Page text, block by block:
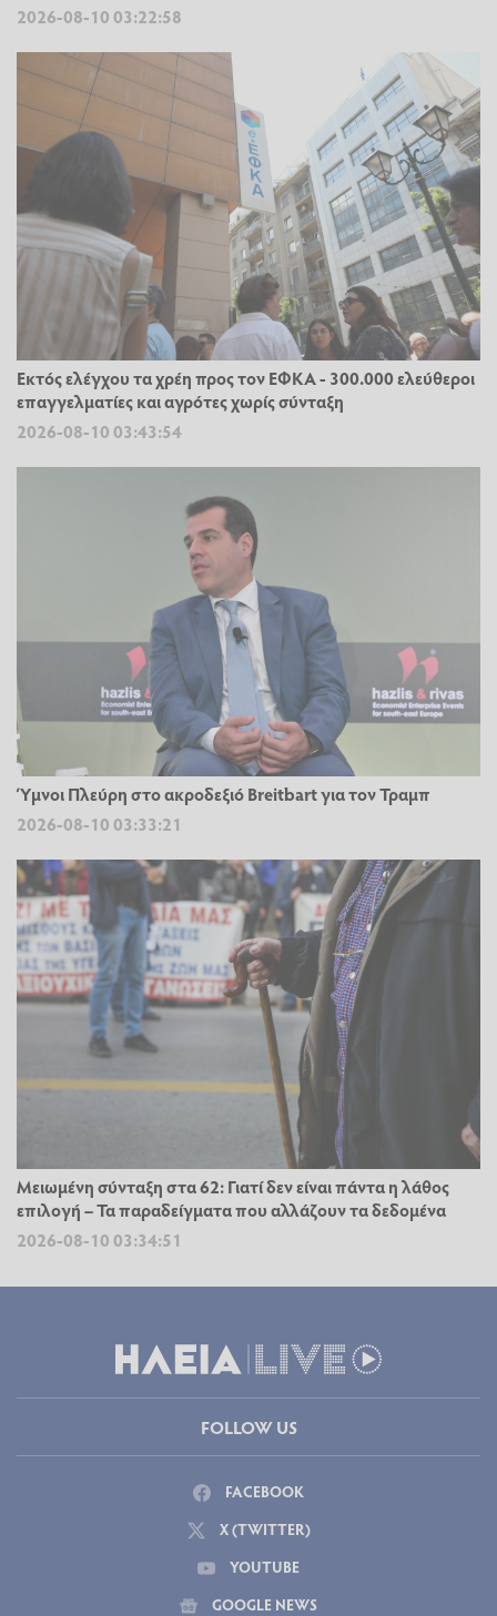
2026-08-10 03:22:58
Εκτός ελέγχου τα χρέη προς τον ΕΦΚΑ - 300.000 ελεύθεροι
επαγγελματίες και αγρότες χωρίς σύνταξη
2026-08-10 03:43:54
Ύμνοι Πλεύρη στο ακροδεξιό Breitbart για τον Τραμπ
2026-08-10 03:33:21
Μειωμένη σύνταξη στα 62: Γιατί δεν είναι πάντα η λάθος
επιλογή – Τα παραδείγματα που αλλάζουν τα δεδομένα
2026-08-10 03:34:51
FOLLOW US
FACEBOOK
X (TWITTER)
YOUTUBE
GOOGLE NEWS